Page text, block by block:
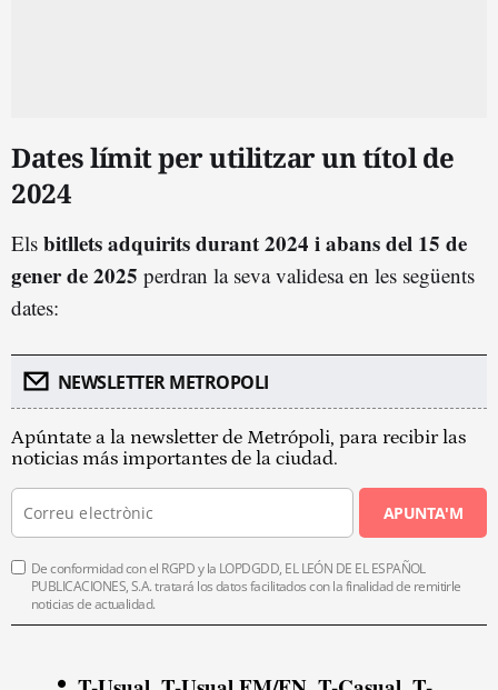
Dates límit per utilitzar un títol de
2024
Els bitllets adquirits durant 2024 i abans del 15 de
gener de 2025 perdran la seva validesa en les següents
dates:
NEWSLETTER METROPOLI
Apúntate a la newsletter de Metrópoli, para recibir las
noticias más importantes de la ciudad.
APUNTA'M
De conformidad con el RGPD y la LOPDGDD, EL LEÓN DE EL ESPAÑOL
PUBLICACIONES, S.A. tratará los datos facilitados con la finalidad de remitirle
noticias de actualidad.